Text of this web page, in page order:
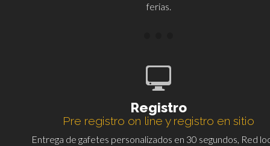
ferias.
Registro
Pre registro on line y registro en sitio
Entrega de gafetes personalizados en 30 segundos, Red